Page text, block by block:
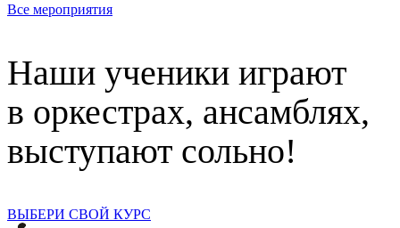
Все мероприятия
Наши ученики играют
в оркестрах, ансамблях,
выступают сольно!
ВЫБЕРИ СВОЙ КУРС